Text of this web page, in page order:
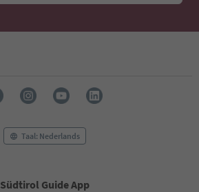
Taal: Nederlands
Südtirol Guide App